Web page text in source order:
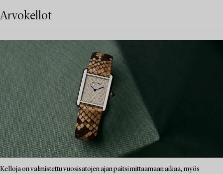
Arvokellot
Kelloja on valmistettu vuosisatojen ajan paitsi mittaamaan aikaa, myös